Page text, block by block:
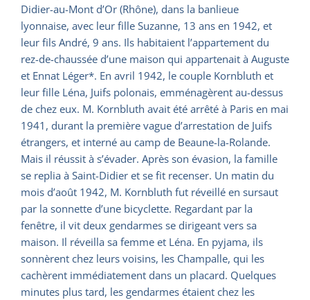
Didier-au-Mont d’Or (Rhône), dans la banlieue
lyonnaise, avec leur fille Suzanne, 13 ans en 1942, et
leur fils André, 9 ans. Ils habitaient l’appartement du
rez-de-chaussée d’une maison qui appartenait à Auguste
et Ennat Léger*. En avril 1942, le couple Kornbluth et
leur fille Léna, Juifs polonais, emménagèrent au-dessus
de chez eux. M. Kornbluth avait été arrêté à Paris en mai
1941, durant la première vague d’arrestation de Juifs
étrangers, et interné au camp de Beaune-la-Rolande.
Mais il réussit à s’évader. Après son évasion, la famille
se replia à Saint-Didier et se fit recenser. Un matin du
mois d’août 1942, M. Kornbluth fut réveillé en sursaut
par la sonnette d’une bicyclette. Regardant par la
fenêtre, il vit deux gendarmes se dirigeant vers sa
maison. Il réveilla sa femme et Léna. En pyjama, ils
sonnèrent chez leurs voisins, les Champalle, qui les
cachèrent immédiatement dans un placard. Quelques
minutes plus tard, les gendarmes étaient chez les